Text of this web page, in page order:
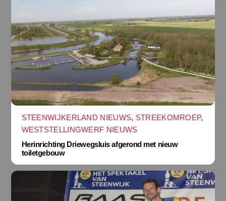
STEENWIJKERLAND NIEUWS, STREEKOMROEP,
WESTSTELLINGWERF NIEUWS
Herinrichting Driewegsluis afgerond met nieuw
toiletgebouw